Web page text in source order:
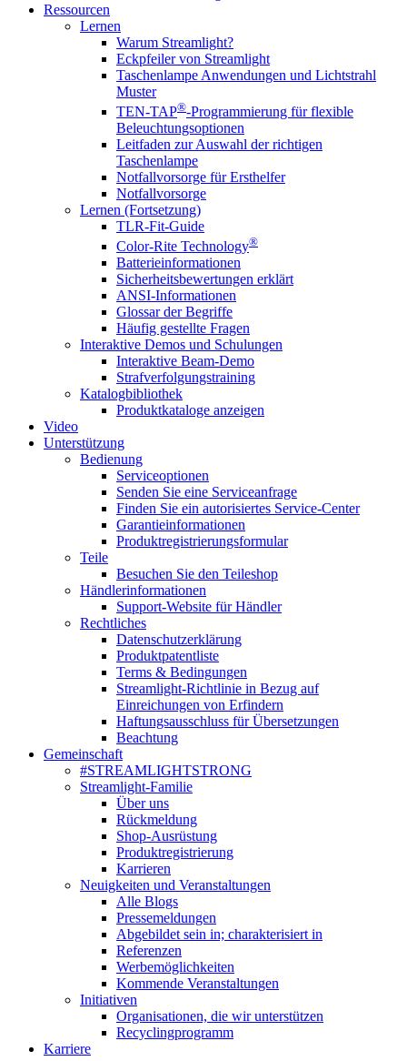
Ressourcen
Lernen
Warum Streamlight?
Eckpfeiler von Streamlight
Taschenlampe Anwendungen und Lichtstrahl
Muster
TEN-TAP®-Programmierung für flexible
Beleuchtungsoptionen
Leitfaden zur Auswahl der richtigen
Taschenlampe
Notfallvorsorge für Ersthelfer
Notfallvorsorge
Lernen (Fortsetzung)
TLR-Fit-Guide
Color-Rite Technology®
Batterieinformationen
Sicherheitsbewertungen erklärt
ANSI-Informationen
Glossar der Begriffe
Häufig gestellte Fragen
Interaktive Demos und Schulungen
Interaktive Beam-Demo
Strafverfolgungstraining
Katalogbibliothek
Produktkataloge anzeigen
Video
Unterstützung
Bedienung
Serviceoptionen
Senden Sie eine Serviceanfrage
Finden Sie ein autorisiertes Service-Center
Garantieinformationen
Produktregistrierungsformular
Teile
Besuchen Sie den Teileshop
Händlerinformationen
Support-Website für Händler
Rechtliches
Datenschutzerklärung
Produktpatentliste
Terms & Bedingungen
Streamlight-Richtlinie in Bezug auf
Einreichungen von Erfindern
Haftungsausschluss für Übersetzungen
Beachtung
Gemeinschaft
#STREAMLIGHTSTRONG
Streamlight-Familie
Über uns
Rückmeldung
Shop-Ausrüstung
Produktregistrierung
Karrieren
Neuigkeiten und Veranstaltungen
Alle Blogs
Pressemeldungen
Abgebildet sein in; charakterisiert in
Referenzen
Werbemöglichkeiten
Kommende Veranstaltungen
Initiativen
Organisationen, die wir unterstützen
Recyclingprogramm
Karriere